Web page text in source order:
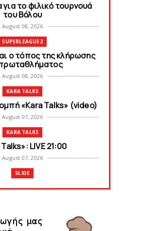
για το φιλικό τουρνουά
του Bόλου
August 08, 2026
SUPERLEAGUE2
ο τόπος της κλήρωσης
August 08, 2026
KARA TALKS
«Kara Talks» (video)
August 07, 2026
KARA TALKS
LIVE 21:00
August 07, 2026
SLIDE
19 Αυγούστου το
SLIDE